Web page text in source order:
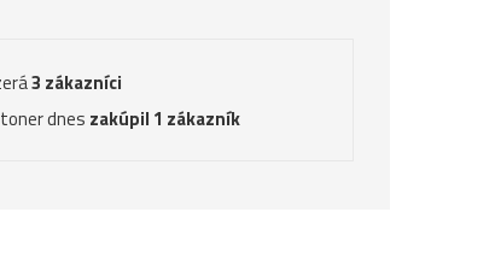
3 zákazníci
dnes zakúpil 1 zákazník